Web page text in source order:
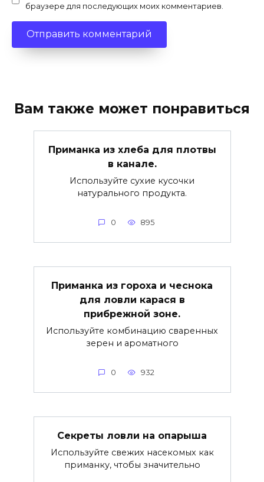
браузере для последующих моих комментариев.
Вам также может понравиться
Приманка из хлеба для плотвы
в канале.
Используйте сухие кусочки
натурального продукта.
0 895
Приманка из гороха и чеснока
для ловли карася в
прибрежной зоне.
Используйте комбинацию сваренных
зерен и ароматного
0 932
Секреты ловли на опарыша
Используйте свежих насекомых как
приманку, чтобы значительно